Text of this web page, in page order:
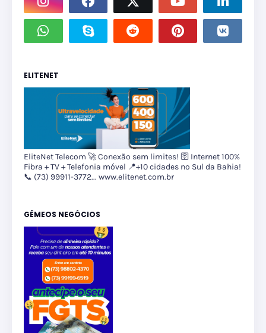
ELITENET
EliteNet Telecom 🚀 Conexão sem limites! 🛜 Internet 100%
Fibra + TV + Telefonia móvel 📍+10 cidades no Sul da Bahia!
📞 (73) 99911-3772... www.elitenet.com.br
GÊMEOS NEGÓCIOS